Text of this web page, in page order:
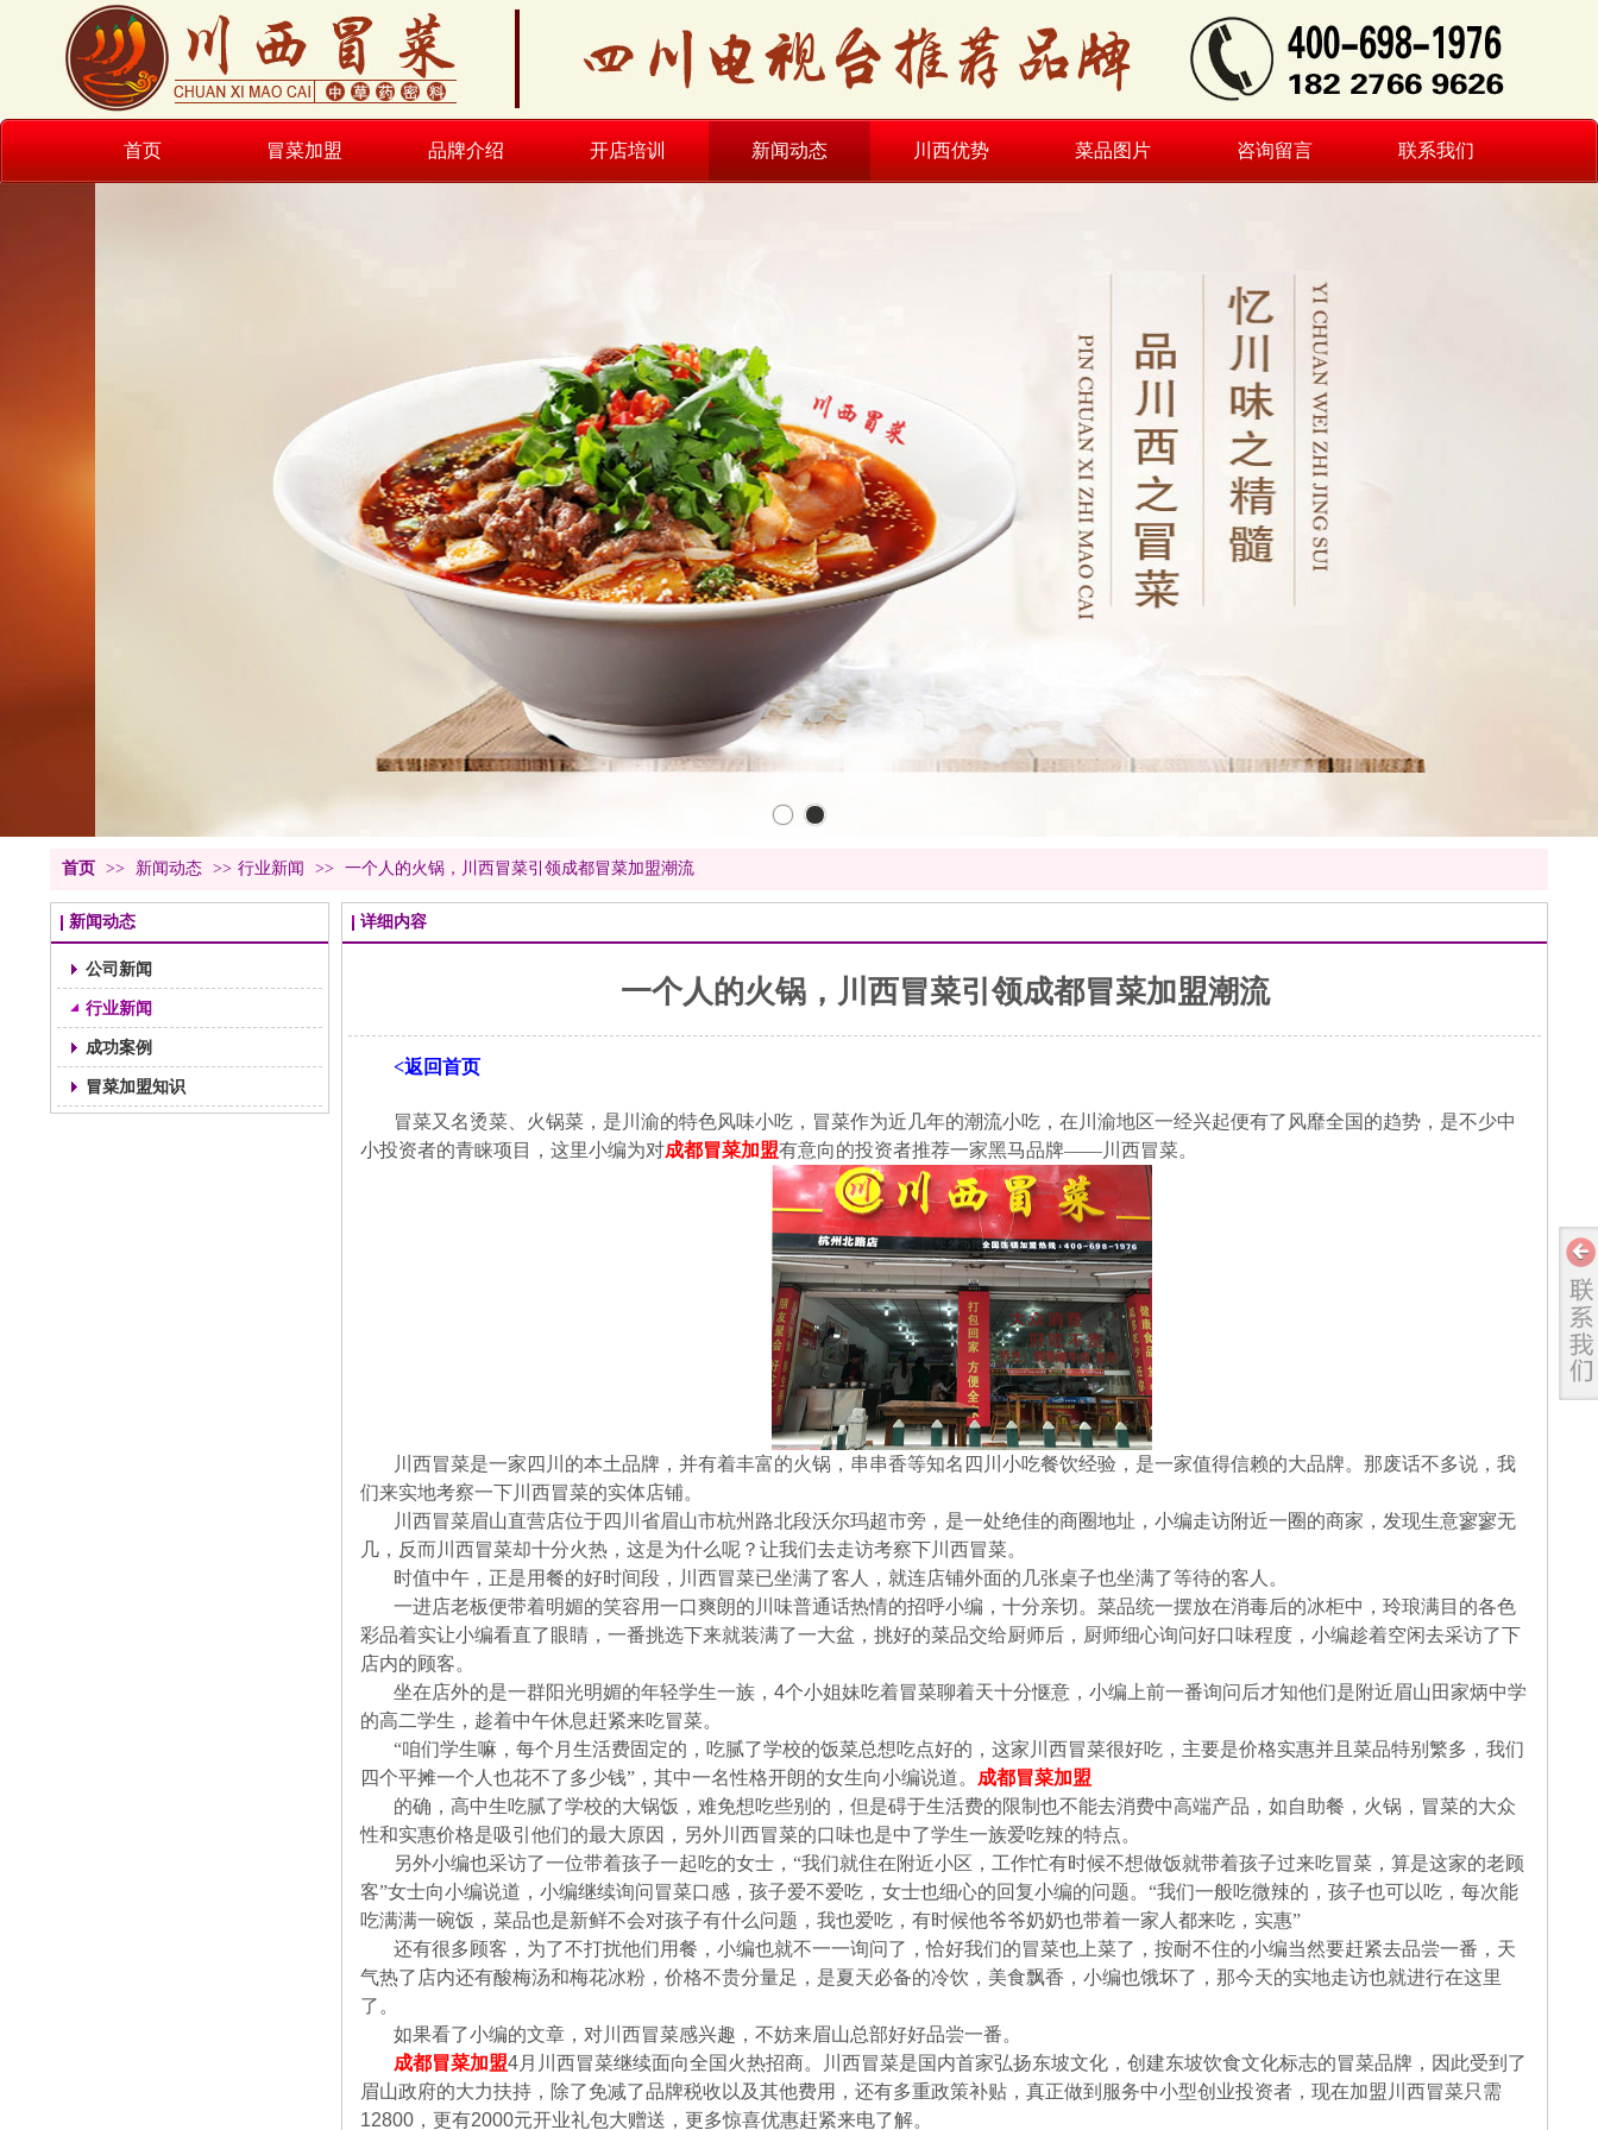
首页 冒菜加盟 品牌介绍 开店培训 新闻动态 川西优势 菜品图片 咨询留言 联系我们
首页 >> 新闻动态 >> 行业新闻 >> 一个人的火锅，川西冒菜引领成都冒菜加盟潮流
新闻动态
公司新闻
行业新闻
成功案例
冒菜加盟知识
详细内容
一个人的火锅，川西冒菜引领成都冒菜加盟潮流
<返回首页
冒菜又名烫菜、火锅菜，是川渝的特色风味小吃，冒菜作为近几年的潮流小吃，在川渝地区一经兴起便有了风靡全国的趋势，是不少中
小投资者的青睐项目，这里小编为对成都冒菜加盟有意向的投资者推荐一家黑马品牌——川西冒菜。
川西冒菜是一家四川的本土品牌，并有着丰富的火锅，串串香等知名四川小吃餐饮经验，是一家值得信赖的大品牌。那废话不多说，我
们来实地考察一下川西冒菜的实体店铺。
川西冒菜眉山直营店位于四川省眉山市杭州路北段沃尔玛超市旁，是一处绝佳的商圈地址，小编走访附近一圈的商家，发现生意寥寥无
几，反而川西冒菜却十分火热，这是为什么呢？让我们去走访考察下川西冒菜。
时值中午，正是用餐的好时间段，川西冒菜已坐满了客人，就连店铺外面的几张桌子也坐满了等待的客人。
一进店老板便带着明媚的笑容用一口爽朗的川味普通话热情的招呼小编，十分亲切。菜品统一摆放在消毒后的冰柜中，玲琅满目的各色
彩品着实让小编看直了眼睛，一番挑选下来就装满了一大盆，挑好的菜品交给厨师后，厨师细心询问好口味程度，小编趁着空闲去采访了下
店内的顾客。
坐在店外的是一群阳光明媚的年轻学生一族， 4个小姐妹吃着冒菜聊着天十分惬意，小编上前一番询问后才知他们是附近眉山田家炳中学
的高二学生，趁着中午休息赶紧来吃冒菜。
“咱们学生嘛，每个月生活费固定的，吃腻了学校的饭菜总想吃点好的，这家川西冒菜很好吃，主要是价格实惠并且菜品特别繁多，我们
四个平摊一个人也花不了多少钱”，其中一名性格开朗的女生向小编说道。 成都冒菜加盟
的确，高中生吃腻了学校的大锅饭，难免想吃些别的，但是碍于生活费的限制也不能去消费中高端产品，如自助餐，火锅，冒菜的大众
性和实惠价格是吸引他们的最大原因，另外川西冒菜的口味也是中了学生一族爱吃辣的特点。
另外小编也采访了一位带着孩子一起吃的女士，“我们就住在附近小区，工作忙有时候不想做饭就带着孩子过来吃冒菜，算是这家的老顾
客”女士向小编说道，小编继续询问冒菜口感，孩子爱不爱吃，女士也细心的回复小编的问题。“我们一般吃微辣的，孩子也可以吃，每次能
吃满满一碗饭，菜品也是新鲜不会对孩子有什么问题，我也爱吃，有时候他爷爷奶奶也带着一家人都来吃，实惠”
还有很多顾客，为了不打扰他们用餐，小编也就不一一询问了，恰好我们的冒菜也上菜了，按耐不住的小编当然要赶紧去品尝一番，天
气热了店内还有酸梅汤和梅花冰粉，价格不贵分量足，是夏天必备的冷饮，美食飘香，小编也饿坏了，那今天的实地走访也就进行在这里
了。
如果看了小编的文章，对川西冒菜感兴趣，不妨来眉山总部好好品尝一番。
成都冒菜加盟4月川西冒菜继续面向全国火热招商。川西冒菜是国内首家弘扬东坡文化，创建东坡饮食文化标志的冒菜品牌，因此受到了
眉山政府的大力扶持，除了免减了品牌税收以及其他费用，还有多重政策补贴，真正做到服务中小型创业投资者，现在加盟川西冒菜只需
12800 ，更有2000元开业礼包大赠送，更多惊喜优惠赶紧来电了解。